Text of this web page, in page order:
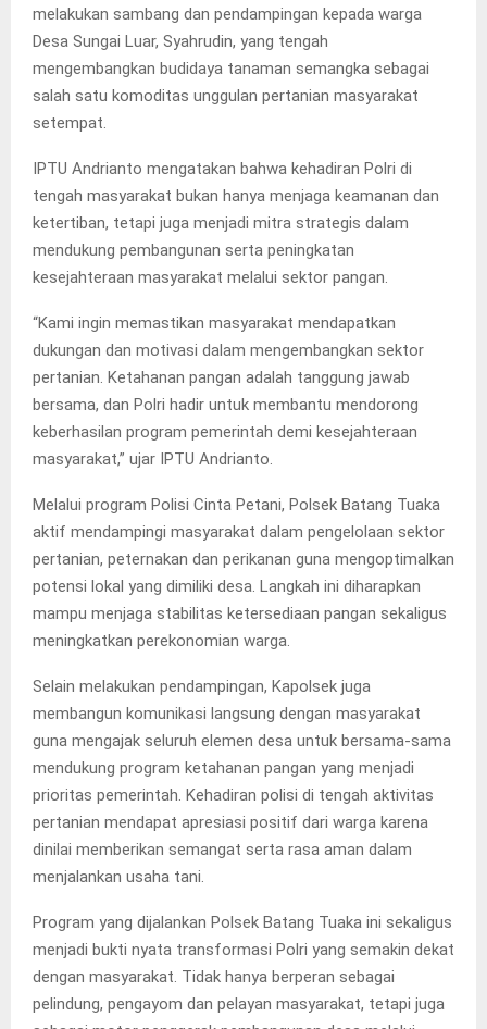
melakukan sambang dan pendampingan kepada warga
Desa Sungai Luar, Syahrudin, yang tengah
mengembangkan budidaya tanaman semangka sebagai
salah satu komoditas unggulan pertanian masyarakat
setempat.
IPTU Andrianto mengatakan bahwa kehadiran Polri di
tengah masyarakat bukan hanya menjaga keamanan dan
ketertiban, tetapi juga menjadi mitra strategis dalam
mendukung pembangunan serta peningkatan
kesejahteraan masyarakat melalui sektor pangan.
“Kami ingin memastikan masyarakat mendapatkan
dukungan dan motivasi dalam mengembangkan sektor
pertanian. Ketahanan pangan adalah tanggung jawab
bersama, dan Polri hadir untuk membantu mendorong
keberhasilan program pemerintah demi kesejahteraan
masyarakat,” ujar IPTU Andrianto.
Melalui program Polisi Cinta Petani, Polsek Batang Tuaka
aktif mendampingi masyarakat dalam pengelolaan sektor
pertanian, peternakan dan perikanan guna mengoptimalkan
potensi lokal yang dimiliki desa. Langkah ini diharapkan
mampu menjaga stabilitas ketersediaan pangan sekaligus
meningkatkan perekonomian warga.
Selain melakukan pendampingan, Kapolsek juga
membangun komunikasi langsung dengan masyarakat
guna mengajak seluruh elemen desa untuk bersama-sama
mendukung program ketahanan pangan yang menjadi
prioritas pemerintah. Kehadiran polisi di tengah aktivitas
pertanian mendapat apresiasi positif dari warga karena
dinilai memberikan semangat serta rasa aman dalam
menjalankan usaha tani.
Program yang dijalankan Polsek Batang Tuaka ini sekaligus
menjadi bukti nyata transformasi Polri yang semakin dekat
dengan masyarakat. Tidak hanya berperan sebagai
pelindung, pengayom dan pelayan masyarakat, tetapi juga